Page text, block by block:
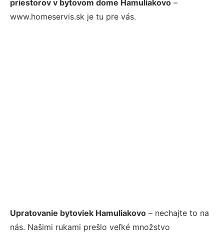
priestorov v bytovom dome Hamuliakovo –
www.homeservis.sk je tu pre vás.
Upratovanie bytoviek Hamuliakovo – nechajte to na
nás. Našimi rukami prešlo veľké množstvo